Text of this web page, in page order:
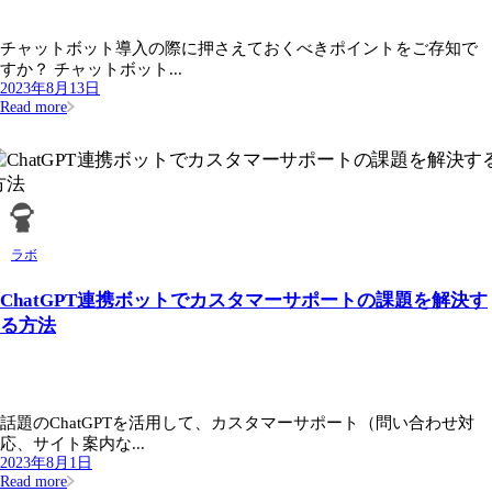
チャットボット導入の際に押さえておくべきポイントをご存知で
すか？ チャットボット...
2023年8月13日
Read more
ラボ
ChatGPT連携ボットでカスタマーサポートの課題を解決す
る方法
話題のChatGPTを活用して、カスタマーサポート（問い合わせ対
応、サイト案内な...
2023年8月1日
Read more